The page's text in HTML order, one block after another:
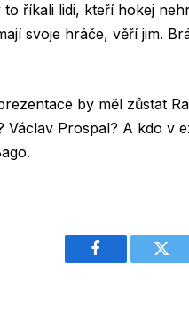
to říkali lidi, kteří hokej
svoje hráče, věří jim.
by měl zůstat
Václav Prospal? A kdo v
Facebook